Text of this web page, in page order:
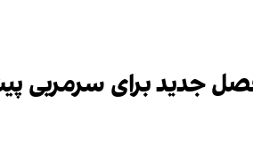
جدید برای سرمربی